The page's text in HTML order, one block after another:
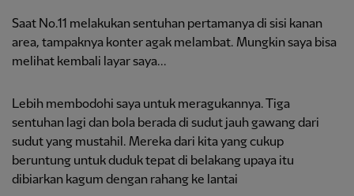
Saat No.11 melakukan sentuhan pertamanya di sisi kanan
area, tampaknya konter agak melambat. Mungkin saya bisa
melihat kembali layar saya...
Lebih membodohi saya untuk meragukannya. Tiga
sentuhan lagi dan bola berada di sudut jauh gawang dari
sudut yang mustahil. Mereka dari kita yang cukup
beruntung untuk duduk tepat di belakang upaya itu
dibiarkan kagum dengan rahang ke lantai